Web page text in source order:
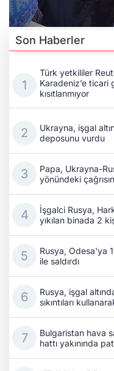
Son Haberler
Türk yetkililer
Karadeniz’e ticari
kısıtlanmıyor
Ukrayna, işgal
deposunu vurdu
Papa, Ukrayna-
yönündeki
İşgalci Rusya,
yıkılan binada 2
Rusya, Odesa'ya
ile saldırdı
Rusya, işgal
sıkıntıları
Bulgaristan hava
hattı yakınında